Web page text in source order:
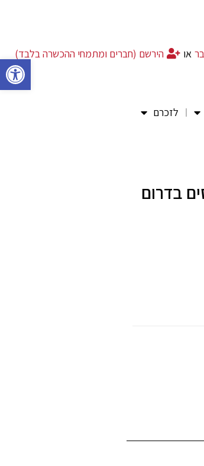
פתח או הירשם (חברים ומתמחי ההכשרה בלבד)
לזכרם
בדרום